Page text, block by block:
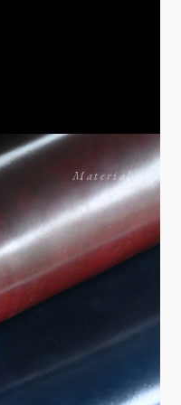
Material